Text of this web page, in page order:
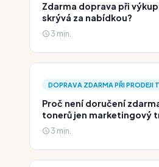
Zdarma doprava při
skrývá za nabídkou?
3 min.
DOPRAVA ZDARMA PŘI PRODEJI
Proč není doručení
tonerů jen marketingový
3 min.